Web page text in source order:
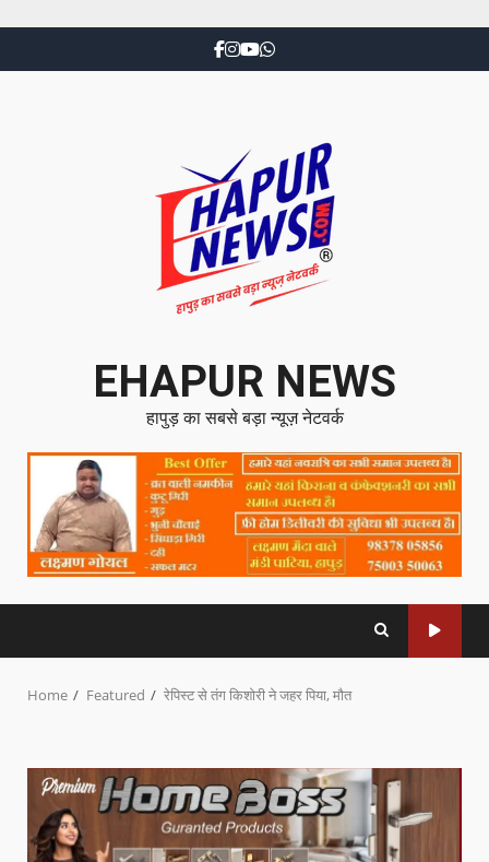
EHAPUR NEWS
हापुड़ का सबसे बड़ा न्यूज़ नेटवर्क
Home Featured रेपिस्ट से तंग किशोरी ने जहर पिया, मौत